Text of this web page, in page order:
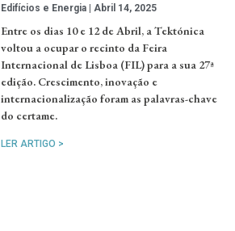
Edifícios e Energia Abril 14, 2025
Entre os dias 10 e 12 de Abril, a Tektónica
voltou a ocupar o recinto da Feira
Internacional de Lisboa (FIL) para a sua 27ª
edição. Crescimento, inovação e
internacionalização foram as palavras-chave
do certame.
LER ARTIGO >